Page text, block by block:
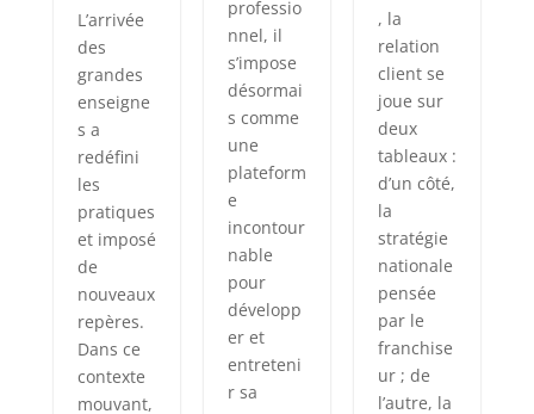
L’arrivée
des
grandes
enseigne
s a
redéfini
les
pratiques
et imposé
de
nouveaux
repères.
Dans ce
contexte
mouvant,
professio
nnel, il
s’impose
désormai
s comme
une
plateform
e
incontour
nable
pour
développ
er et
entreteni
r sa
, la
relation
client se
joue sur
deux
tableaux :
d’un côté,
la
stratégie
nationale
pensée
par le
franchise
ur ; de
l’autre, la